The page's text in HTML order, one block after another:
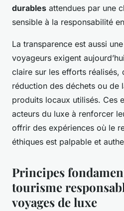
durables attendues par une
sensible à la responsabilité
La transparence est aussi
voyageurs exigent
claire sur les efforts réalisés,
réduction des déchets ou de
produits locaux utilisés. Ces
acteurs du luxe à renforcer
offrir des expériences où le
éthiques est palpable et
Principes
tourisme
voyages de luxe